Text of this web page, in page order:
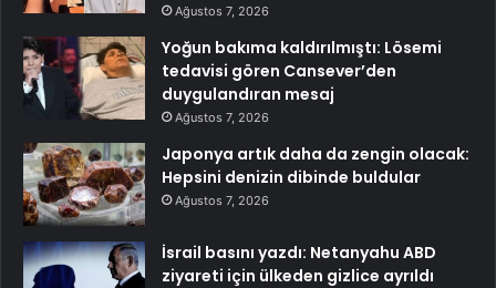
Ağustos 7, 2026
Yoğun bakıma kaldırılmıştı: Lösemi
tedavisi gören Cansever’den
duygulandıran mesaj
Ağustos 7, 2026
Japonya artık daha da zengin olacak:
Hepsini denizin dibinde buldular
Ağustos 7, 2026
İsrail basını yazdı: Netanyahu ABD
ziyareti için ülkeden gizlice ayrıldı